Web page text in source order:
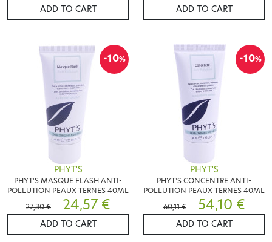
ADD TO CART ADD TO CART
-10%
PHYT'S
PHYT'S MASQUE FLASH ANTI-
POLLUTION PEAUX TERNES 40ML
27,30 €
24,57 €
ADD TO CART
-10%
PHYT'S
PHYT'S CONCENTRE ANTI-
POLLUTION PEAUX TERNES 40ML
60,11 €
54,10 €
ADD TO CART